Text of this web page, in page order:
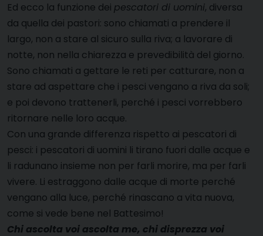
Ed ecco la funzione dei pescatori di uomini, diversa
da quella dei pastori: sono chiamati a prendere il
largo, non a stare al sicuro sulla riva; a lavorare di
notte, non nella chiarezza e prevedibilità del giorno.
Sono chiamati a gettare le reti per catturare, non a
stare ad aspettare che i pesci vengano a riva da soli;
e poi devono trattenerli, perché i pesci vorrebbero
ritornare nelle loro acque.
Con una grande differenza rispetto ai pescatori di
pesci: i pescatori di uomini li tirano fuori dalle acque e
li radunano insieme non per farli morire, ma per farli
vivere. Li estraggono dalle acque di morte perché
vengano alla luce, perché rinascano a vita nuova,
come si vede bene nel Battesimo!
Chi ascolta voi ascolta me, chi disprezza voi